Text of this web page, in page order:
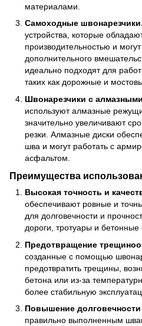
материалами.
Самоходные швонарезчики.
устройства, которые
производительностью и
дополнительного
идеально подходят для
таких как дорожные и
Швонарезчики с
используют алмазные
значительно увеличивают
резки. Алмазные диски
шва и могут работать с
асфальтом.
Преимущества
Высокая точность и
обеспечивают ровные и
для долговечности и
дороги, тротуары и бетонные
Предотвращение
созданные с помощью
предотвратить трещины,
бетона или из-за
более стабильную
Повышение
правильно выполненным